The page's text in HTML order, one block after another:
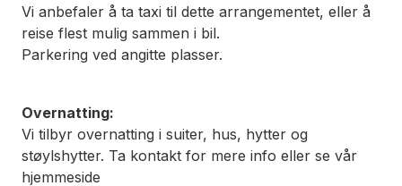
Vi anbefaler å ta taxi til dette arrangementet, eller å
reise flest mulig sammen i bil.
Parkering ved angitte plasser.
Overnatting:
Vi tilbyr overnatting i suiter, hus, hytter og
støylshytter. Ta kontakt for mere info eller se vår
hjemmeside